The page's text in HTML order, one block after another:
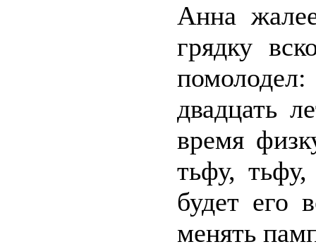
Анна
грядку
двадцать
время
тьфу,
будет его
менять